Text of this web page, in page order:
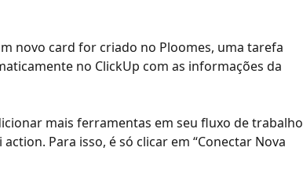
novo card for criado no Ploomes, uma tarefa
no ClickUp com as informações da
mais ferramentas em seu fluxo de trabalho
Para isso, é só clicar em “Conectar Nova